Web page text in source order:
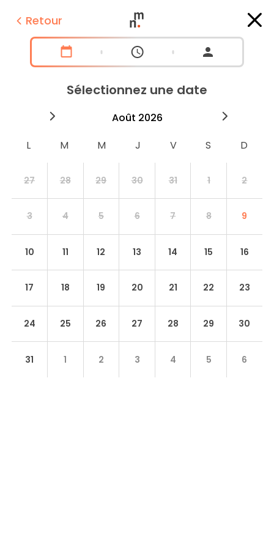
Retour
Sélectionnez une date
août 2026
27 28 29 30 31 1 2
3 4 5 6 7 8 9
10 11 12 13 14 15 16
17 18 19 20 21 22 23
24 25 26 27 28 29 30
31 1 2 3 4 5 6